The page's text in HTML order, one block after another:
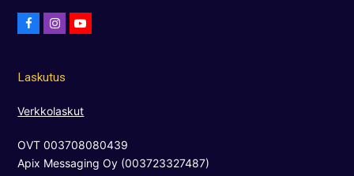
F
b
o
k
I
a
r
a
e
Laskutus
Verkkolaskut
OVT 003708080439
Apix Messaging Oy (003723327487)